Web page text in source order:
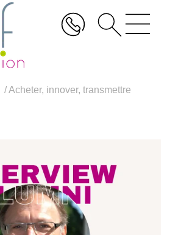
Acheter, innover, transmettre